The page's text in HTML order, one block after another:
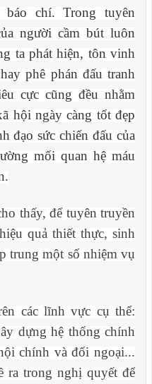
chí. Trong tuyên
người cầm bút luôn
ta phát hiện, tôn vinh
phê phán đấu tranh
cực cũng đều nhằm
hội ngày càng tốt đẹp
đạo sức chiến đấu của
mối quan hệ máu
thấy, để tuyên truyền
quả thiết thực, sinh
trung một số nhiệm vụ
các lĩnh vực cụ thể:
dựng hệ thống chính
chính và đối ngoại...
ra trong nghị quyết để